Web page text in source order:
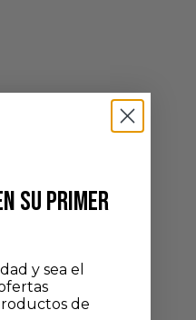
SU PRIMER
y sea el
de